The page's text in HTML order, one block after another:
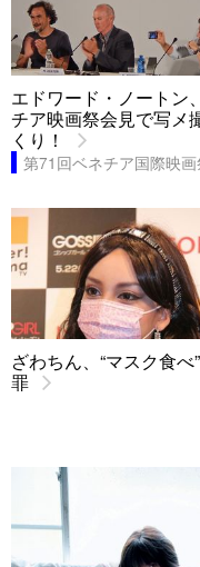
エドワード・ノートン
チア映画祭会見で写メ
くり！
第71回ベネチア国際映画
ざわちん、“マスク食べ
罪